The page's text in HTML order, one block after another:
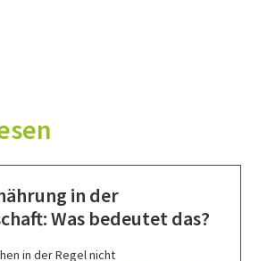
in der
Was bedeutet das?
in der Regel nicht